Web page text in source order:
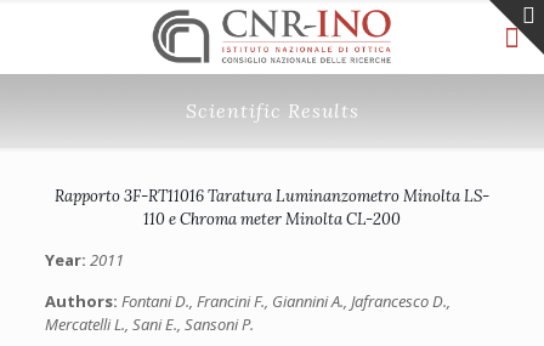
Scientific Results
Rapporto 3F-RT11016 Taratura Luminanzometro Minolta LS-
110 e Chroma meter Minolta CL-200
Year: 2011
Authors: Fontani D., Francini F., Giannini A., Jafrancesco D.,
Mercatelli L., Sani E., Sansoni P.